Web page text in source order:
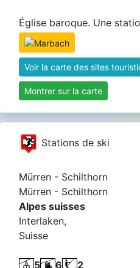
Église baroque. Une
Voir la carte des sites
Montrer sur la carte
Stations de ski
Mürren - Schilthorn
Mürren - Schilthorn
Alpes suisses
Interlaken,
Suisse
5 6
2